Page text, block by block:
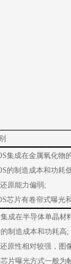
集成在金属氧化物
的制造成本和功耗
原能力偏弱;
芯片有卷帘式曝光
成在半导体单晶材
制造成本和功耗高;
原性相对较强，图
片曝光方式一般为